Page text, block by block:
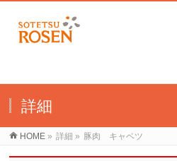
詳細
HOME » 詳細 » 豚肉 キャベツ